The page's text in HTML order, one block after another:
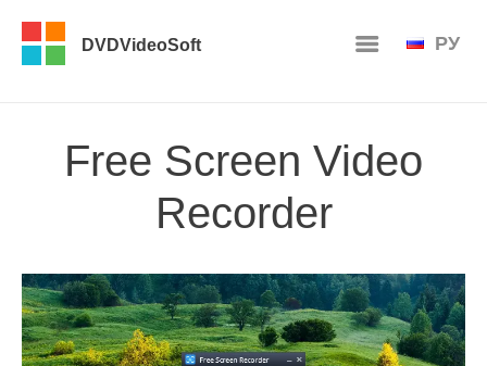
DVDVideoSoft РУ
Free Screen Video
Recorder